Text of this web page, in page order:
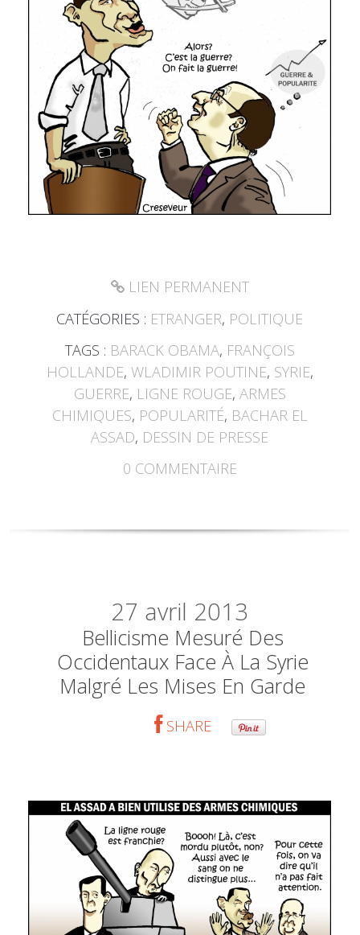
LIEN PERMANENT
CATÉGORIES : ETRANGER, POLITIQUE
TAGS : BARACK OBAMA, FRANÇOIS
HOLLANDE, WLADIMIR POUTINE, SYRIE,
GUERRE, LIGNE ROUGE, ARMES
CHIMIQUES, POPULARITÉ, BACHAR EL
ASSAD, DESSIN DE PRESSE
0 COMMENTAIRE
27 avril 2013
Bellicisme Mesuré Des
Occidentaux Face À La Syrie
Malgré Les Mises En Garde
SHARE